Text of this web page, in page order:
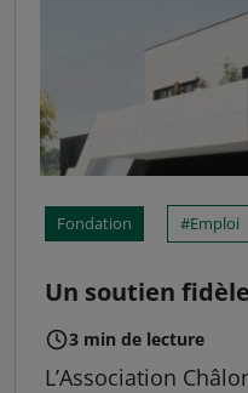
Fondation Emploi
Un soutien fidèle
3 min de lecture
L’Association